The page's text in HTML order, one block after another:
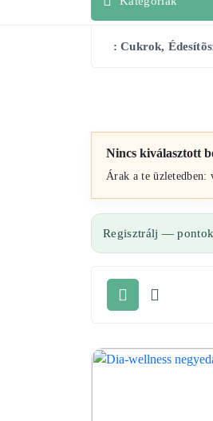
: Cukrok,
Nincs kiválasztott
Árak a te üzletedben:
Regisztrálj — pontok